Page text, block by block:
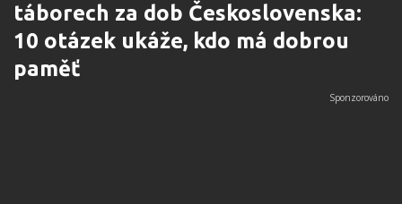
táborech za dob Československa:
10 otázek ukáže, kdo má dobrou
paměť